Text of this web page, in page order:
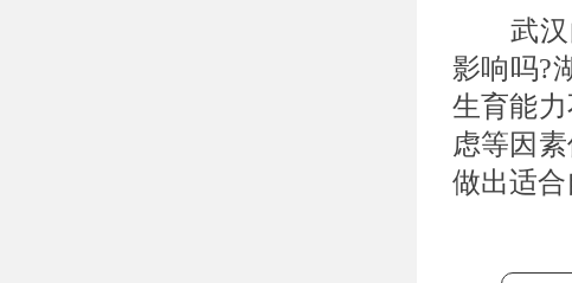
武汉白
影响吗?
生育能
虑等因
做出适合